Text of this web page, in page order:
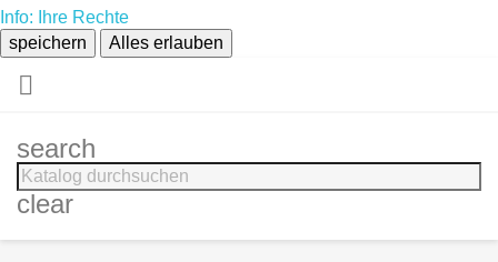
Info: Ihre Rechte
speichern
Alles erlauben

search
clear